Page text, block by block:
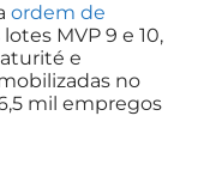
ordem de
MVP 9 e 10,
e
no
mil empregos